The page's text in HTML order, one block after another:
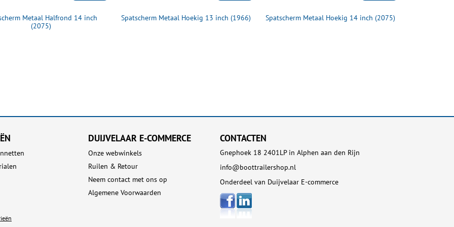
Metaal Halfrond 14 inch
(2075)
Spatscherm Metaal Hoekig 13 inch (1966) Spatscherm Metaal Hoekig 14 inch (2075)
DUIJVELAAR E-COMMERCE
Onze webwinkels
Ruilen & Retour
Neem contact met ons op
Algemene Voorwaarden
CONTACTEN
Gnephoek 18 2401LP in Alphen aan den Rijn
info@boottrailershop.nl
Onderdeel van Duijvelaar E-commerce